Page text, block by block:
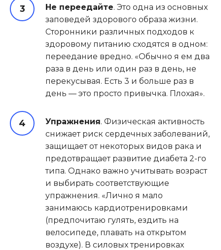
Не переедайте. Это одна из основных
заповедей здорового образа жизни.
Сторонники различных подходов к
здоровому питанию сходятся в одном:
переедание вредно. «Обычно я ем два
раза в день или один раз в день, не
перекусывая. Есть 3 и больше раз в
день — это просто привычка. Плохая».
Упражнения. Физическая активность
снижает риск сердечных заболеваний,
защищает от некоторых видов рака и
предотвращает развитие диабета 2-го
типа. Однако важно учитывать возраст
и выбирать соответствующие
упражнения. «Лично я мало
занимаюсь кардиотренировками
(предпочитаю гулять, ездить на
велосипеде, плавать на открытом
воздухе). В силовых тренировках